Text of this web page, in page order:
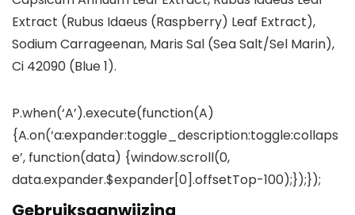
Extract (Rubus Idaeus (Raspberry) Leaf Extract),
Sodium Carrageenan, Maris Sal (Sea Salt/Sel Marin),
Ci 42090 (Blue 1).
P.when(‘A’).execute(function(A)
{A.on(‘a:expander:toggle_description:toggle:collaps
e’, function(data) {window.scroll(0,
data.expander.$expander[0].offsetTop-100);});});
Gebruiksaanwijzing